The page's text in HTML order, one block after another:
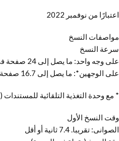
اعتبارًا من نوفمبر 2022
مواصفات النسخ
سرعة النسخ
على وجه واحد: ما يصل إلى 24 صفحة في الدقيقة (A4)، ما يصل إلى 12 صفحة في الدقيقة (A3)، ما يصل إلى 11 صفحة في الدقيقة (A4R)
على الوجهين*: ما يصل إلى 16.7 صفحة في الدقيقة (A4)، ما يصل إلى 7.5 صفحة في الدقيقة (A3)، ما يصل إلى 7.8 صفحة في الدقيقة (A4R)
* مع وحدة التغذية التلقائية للمستندات (DADF) الاختيارية
وقت النسخ الأول
الصوانى: تقريبا. 7.4 ثانية أو أقل